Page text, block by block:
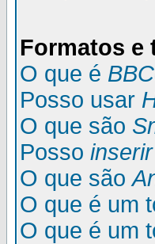
Formatos e
O que é
Posso usar
O que são
Posso
O que são
O que é um
O que é um